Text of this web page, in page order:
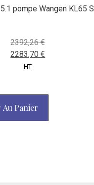
pompe Wangen KL65 S
2392,26€
2283,70€
HT
Au Panier